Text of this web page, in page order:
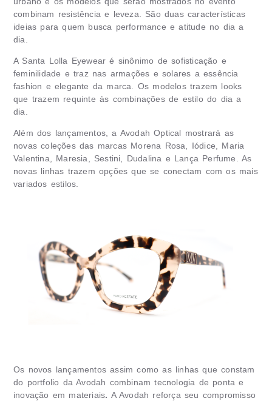
combinam resistência e leveza. São duas características
ideias para quem busca performance e atitude no dia a
dia.
A Santa Lolla Eyewear é sinônimo de sofisticação e
feminilidade e traz nas armações e solares a essência
fashion e elegante da marca. Os modelos trazem looks
que trazem requinte às combinações de estilo do dia a
dia.
Além dos lançamentos, a Avodah Optical mostrará as
novas coleções das marcas Morena Rosa, Iódice, Maria
Valentina, Maresia, Sestini, Dudalina e Lança Perfume. As
novas linhas trazem opções que se conectam com os mais
variados estilos.
Os novos lançamentos assim como as linhas que constam
do portfolio da Avodah combinam tecnologia de ponta e
inovação em materiais. A Avodah reforça seu compromisso